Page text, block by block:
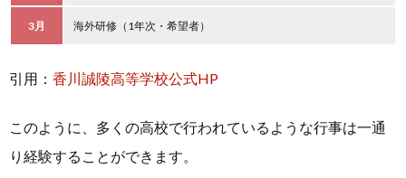
3月 海外研修（1年次・希望者）
引用： 香川誠陵高等学校公式HP
このように、多くの高校で行われているような行事は一通
り経験することができます。